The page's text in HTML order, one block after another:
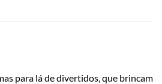
para lá de divertidos, que brincam